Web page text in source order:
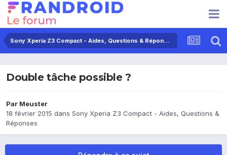
Sony Xperia Z3 Compact - Aides, Questions & Réponses
Double tâche possible ?
Par Meuster
18 février 2015 dans Sony Xperia Z3 Compact - Aides, Questions &
Réponses